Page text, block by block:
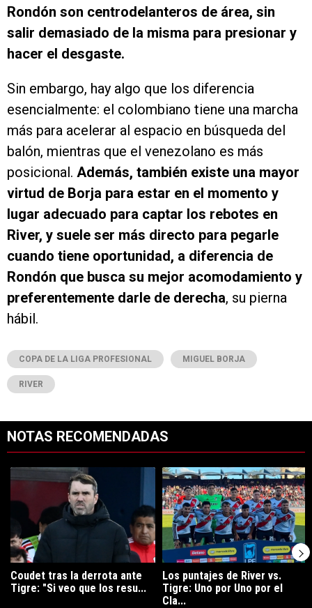
Rondón son centrodelanteros de área, sin
salir demasiado de la misma para presionar y
hacer el desgaste.
Sin embargo, hay algo que los diferencia
esencialmente: el colombiano tiene una marcha
más para acelerar al espacio en búsqueda del
balón, mientras que el venezolano es más
posicional. Además, también existe una mayor
virtud de Borja para estar en el momento y
lugar adecuado para captar los rebotes en
River, y suele ser más directo para pegarle
cuando tiene oportunidad, a diferencia de
Rondón que busca su mejor acomodamiento y
preferentemente darle de derecha, su pierna
hábil.
COPA DE LA LIGA PROFESIONAL MIGUEL BORJA
RIVER
NOTAS RECOMENDADAS
Un artículo de tendencia con el título "Coudet tras la derrota ante
Coudet tras la derrota ante
Tigre: "Si veo que los resu...
Un artículo de tendencia con el
Los puntajes de River vs.
Tigre: Uno por Uno por el
Cla...